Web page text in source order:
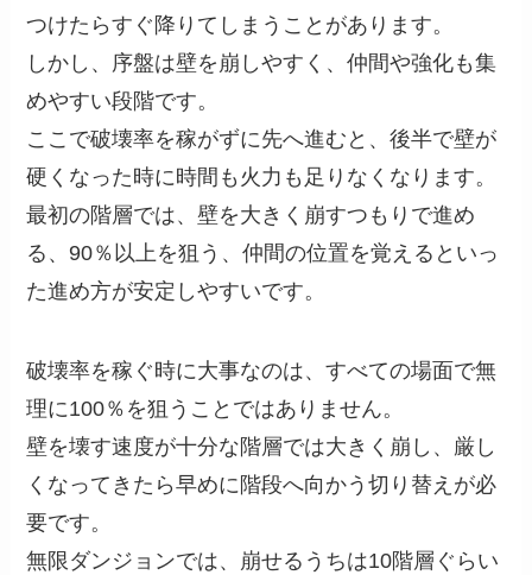
つけたらすぐ降りてしまうことがあります。
しかし、序盤は壁を崩しやすく、仲間や強化も集
めやすい段階です。
ここで破壊率を稼がずに先へ進むと、後半で壁が
硬くなった時に時間も火力も足りなくなります。
最初の階層では、壁を大きく崩すつもりで進め
る、90％以上を狙う、仲間の位置を覚えるといっ
た進め方が安定しやすいです。
破壊率を稼ぐ時に大事なのは、すべての場面で無
理に100％を狙うことではありません。
壁を壊す速度が十分な階層では大きく崩し、厳し
くなってきたら早めに階段へ向かう切り替えが必
要です。
無限ダンジョンでは、崩せるうちは10階層ぐらい